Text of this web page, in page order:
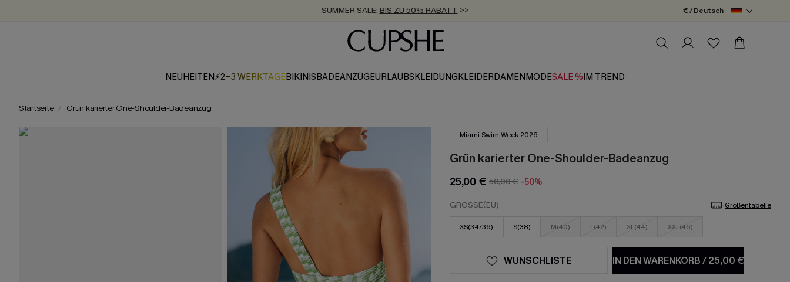
SUMMER SALE: BIS ZU 50% RABATT >>
ZUM NEWSLETTER:BIS ZU -20% EXTRA ERHALTEN
KOSTENLOSER VERSAND AB 89 €
€ / Deutsch
NEUHEITEN⚡2-3 WERKTAGEBIKINISBADEANZÜGEURLAUBSKLEIDUNGKLEIDERDAMENMODESALE %IM TREND
Startseite Grün karierter One-Shoulder-Badeanzug
Miami Swim Week 2026
Grün karierter One-Shoulder-Badeanzug
25,00 € 50,00 € -50%
GRÖSSE(EU) Größentabelle
XS(34/36) S(38) M(40) L(42) XL(44) XXL(46)
IN DEN WARENKORB/25,00 €
WUNSCHLISTE